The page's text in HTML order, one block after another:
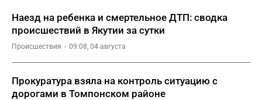
Наезд на ребенка и смертельное ДТП: сводка
происшествий в Якутии за сутки
Происшествия 09:08, 04 августа
Прокуратура взяла на контроль ситуацию с
дорогами в Томпонском районе